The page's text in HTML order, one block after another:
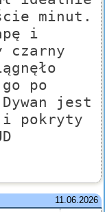
minut.
i
czarny
po
jest
i pokryty
11.06.2026